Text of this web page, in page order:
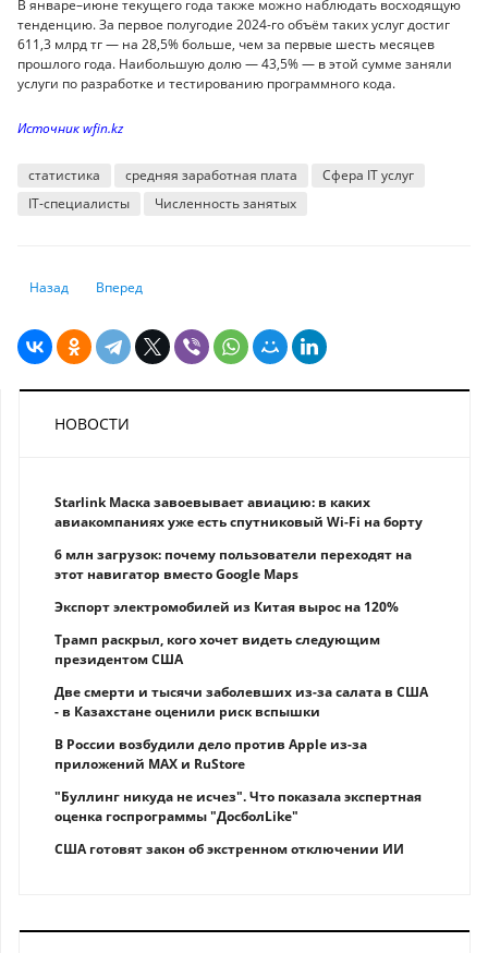
В январе–июне текущего года также можно наблюдать восходящую
тенденцию. За первое полугодие 2024-го объём таких услуг достиг
611,3 млрд тг — на 28,5% больше, чем за первые шесть месяцев
прошлого года. Наибольшую долю — 43,5% — в этой сумме заняли
услуги по разработке и тестированию программного кода.
Источник wfin.kz
статистика средняя заработная плата
Сфера IT услуг
IT-специалисты
Численность занятых
Предыдущий: В Алматы активно увеличивается количество
Назад Следующий: В какой валюте казахстанцы предпочитают
Вперед
НОВОСТИ
Starlink Маска завоевывает авиацию: в каких
авиакомпаниях уже есть спутниковый Wi-Fi на борту
6 млн загрузок: почему пользователи переходят на
этот навигатор вместо Google Maps
Экспорт электромобилей из Китая вырос на 120%
Трамп раскрыл, кого хочет видеть следующим
президентом США
Две смерти и тысячи заболевших из-за салата в США
- в Казахстане оценили риск вспышки
В России возбудили дело против Apple из-за
приложений MAX и RuStore
"Буллинг никуда не исчез". Что показала экспертная
оценка госпрограммы "ДосболLike"
США готовят закон об экстренном отключении ИИ